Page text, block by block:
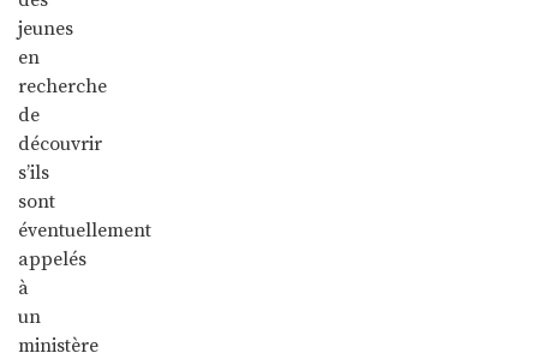
jeunes
en
recherche
de
découvrir
s’ils
sont
éventuellement
appelés
à
un
ministère